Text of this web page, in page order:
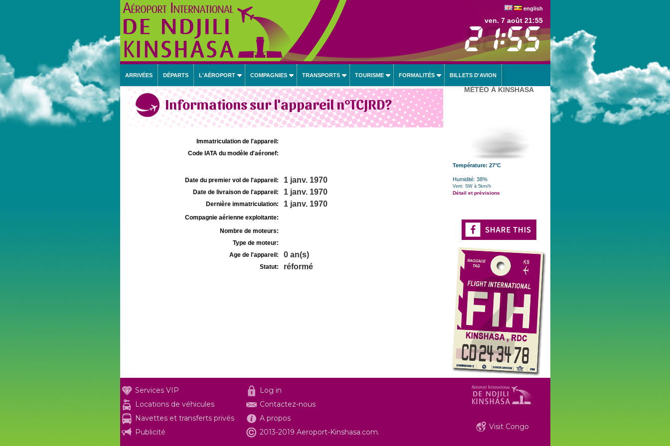
english
ven. 7 août 21:55
ARRIVÉES DÉPARTS L'AÉROPORT COMPAGNIES TRANSPORTS TOURISME FORMALITÉS BILLETS D'AVION
Informations sur l'appareil n°TCJRD?
Immatriculation de l'appareil:
Code IATA du modèle d'aéronef:
Date du premier vol de l'appareil: 1 janv. 1970
Date de livraison de l'appareil: 1 janv. 1970
Dernière immatriculation: 1 janv. 1970
Compagnie aérienne exploitante:
Nombre de moteurs:
Type de moteur:
Age de l'appareil:
0 an(s)
Statut: réformé
MÉTÉO À KINSHASA
Température: 27°C
Humidité: 38%
Vent: SW à 5km/h
Détail et prévisions
Services VIP
Locations de véhicules
Navettes et transferts privés
Publicité
Log in
Contactez-nous
A propos
2013-2019 Aeroport-Kinshasa.com.
Visit Congo